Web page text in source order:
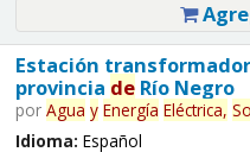
Estación
provincia deRío Negro
por Agua y Energía Eléctrica,
Idioma: Español